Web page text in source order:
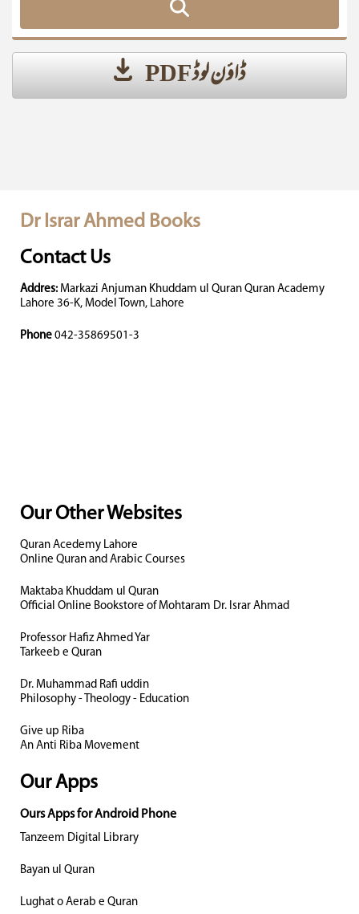
ڈاؤن لوڈ PDF
Dr Israr Ahmed Books
Contact Us
Addres: Markazi Anjuman Khuddam ul Quran Quran Academy
Lahore 36-K, Model Town, Lahore
Phone 042-35869501-3
Our Other Websites
Quran Acedemy Lahore
Online Quran and Arabic Courses
Maktaba Khuddam ul Quran
Official Online Bookstore of Mohtaram Dr. Israr Ahmad
Professor Hafiz Ahmed Yar
Tarkeeb e Quran
Dr. Muhammad Rafi uddin
Philosophy - Theology - Education
Give up Riba
An Anti Riba Movement
Our Apps
Ours Apps for Android Phone
Tanzeem Digital Library
Bayan ul Quran
Lughat o Aerab e Quran